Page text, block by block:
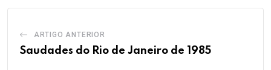
ARTIGO ANTERIOR
Saudades do Rio de Janeiro de 1985